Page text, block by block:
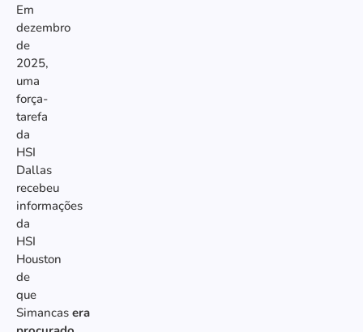
Em
dezembro
de
2025,
uma
força-
tarefa
da
HSI
Dallas
recebeu
informações
da
HSI
Houston
de
que
Simancas era